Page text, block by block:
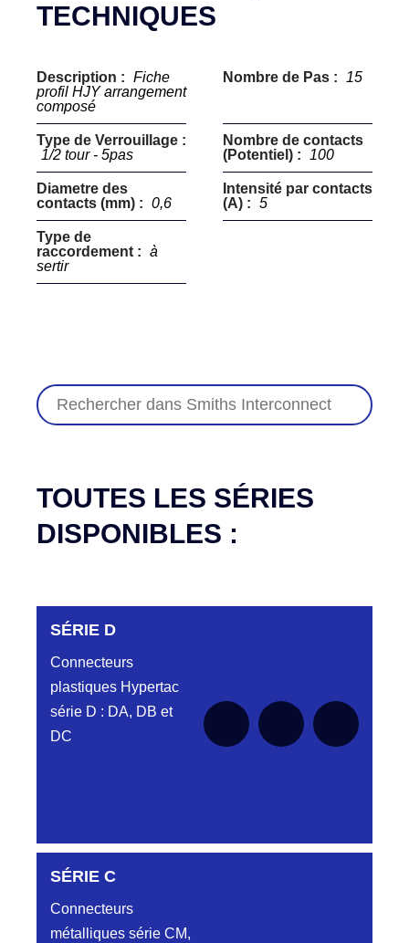
TECHNIQUES
Description : Fiche
profil HJY arrangement
composé
Nombre de Pas : 15
Type de Verrouillage :
1/2 tour - 5pas
Nombre de contacts
(Potentiel) :
100
Diametre des
contacts (mm) : 0,6
Intensité par contacts
(A) : 5
Type de
raccordement : à
sertir
TOUTES LES SÉRIES
DISPONIBLES :
SÉRIE D
Connecteurs
plastiques Hypertac
série D : DA, DB et
DC
DC6122340N
D03EC612MT CONNECTEUR NOIR
DC6122340O
SÉRIE C
Connecteurs
métalliques série CM,